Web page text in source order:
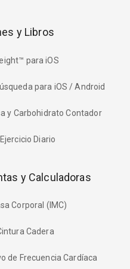
y Libros
para iOS
para iOS / Android
y Carbohidrato Contador
Diario
y Calculadoras
Corporal (IMC)
Cadera
de Frecuencia Cardíaca